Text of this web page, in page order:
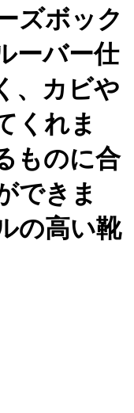
ズボック
ーバー仕
、カビや
くれま
ものに合
できま
の高い靴